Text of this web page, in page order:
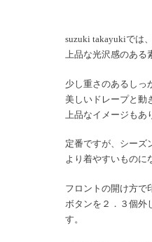
suzuki takayukiでは
上品な光沢感のある
少し重さのあるしっ
美しいドレープと動
上品なイメージも
定番ですが、シーズ
より着やすいものに
フロントの開け方で
ボタンを２．３個外
す。